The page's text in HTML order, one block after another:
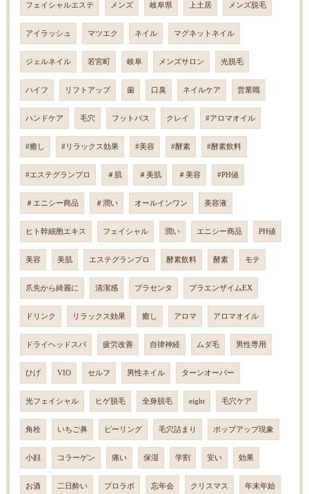
フェイシャルエステ メンズ 岐阜県 上土居 メンズ脱毛
アイラッシュ マツエク ネイル マグネットネイル
ジェルネイル 若宮町 岐阜 メンズサロン 光脱毛
ハイフ リフトアップ 歯 口臭 ネイルケア 営業職
ハンドケア 毛穴 フットバス クレイ #アロマオイル
#癒し #リラックス効果 #美容 #酵素 #酵素飲料
#エステグランプロ ＃肌 ＃美肌 ＃美容 #PH値
＃エニシー商品 ＃潤い オールインワン 美容液
ヒト幹細胞エキス フェイシャル 潤い エニシー商品 PH値
美容 美肌 エステグランプロ 酵素飲料 酵素 モテ
爪先から綺麗に 清潔感 プラセンタ プラエンザイムEX
ドリンク リラックス効果 癒し アロマ アロマオイル
ドライヘッドスパ 疲労改善 自律神経 ムダ毛 男性専用
ひげ VIO セルフ 男性ネイル ターンオーバー
光フェイシャル ヒゲ脱毛 全身脱毛 eight 毛穴ケア
角栓 いちご鼻 ピーリング 毛穴詰まり ポップアップ現象
小顔 コラーゲン 痛い 保湿 学割 安い 効果
お酒 二日酔い プロラボ 忘年会 クリスマス 年末年始